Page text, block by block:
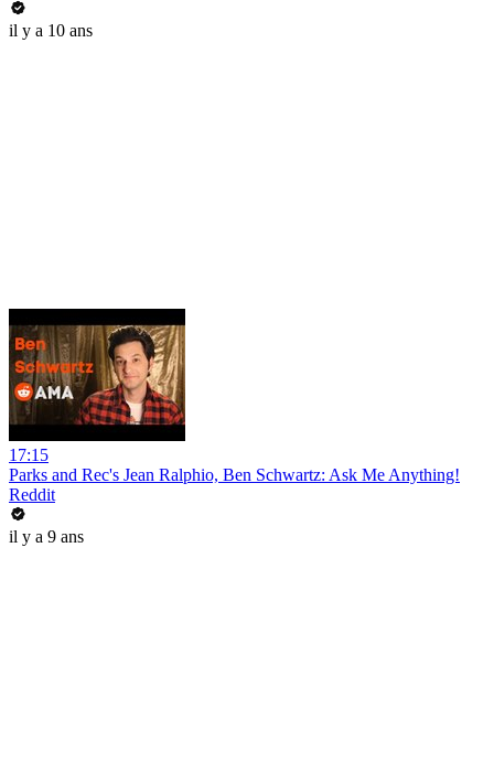
il y a 10 ans
17:15
Parks and Rec's Jean Ralphio, Ben Schwartz: Ask Me Anything!
Reddit
il y a 9 ans